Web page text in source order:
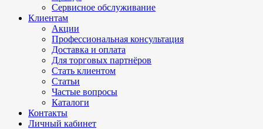
Сервисное обслуживание
Клиентам
Акции
Профессиональная консультация
Доставка и оплата
Для торговых партнёров
Стать клиентом
Статьи
Частые вопросы
Каталоги
Контакты
Личный кабинет